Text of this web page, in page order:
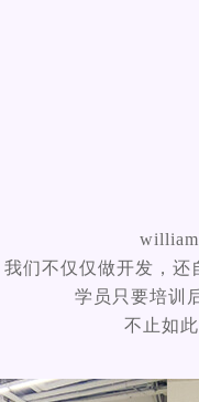
们不仅仅做开发，
学员只要培训
不止如